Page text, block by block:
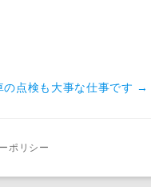
の点検も大事な仕事です →
ポリシー